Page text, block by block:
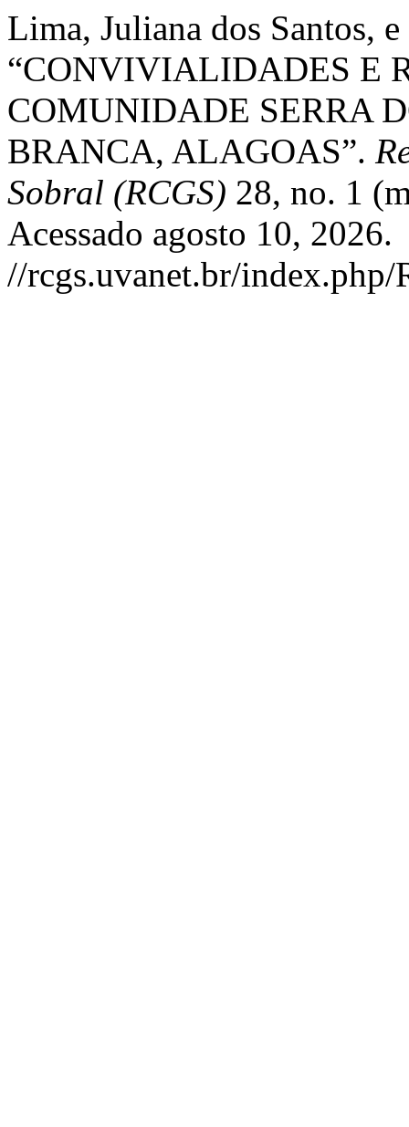
Lima, Juliana dos Santos,
“CONVIVIALIDADES E
COMUNIDADE SERRA
BRANCA, ALAGOAS”.
Sobral (RCGS) 28, no. 1
Acessado agosto 10, 2026.
//rcgs.uvanet.br/